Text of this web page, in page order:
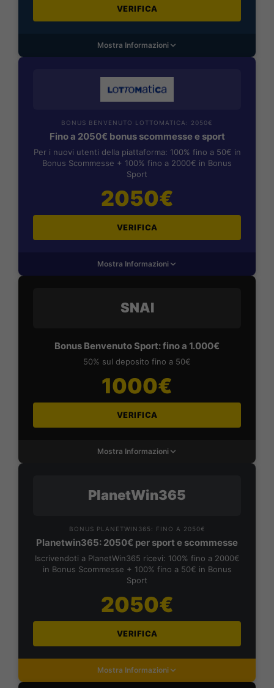
VERIFICA
Mostra Informazioni
BONUS BENVENUTO LOTTOMATICA: 2050€
Fino a 2050€ bonus scommesse e sport
Per i nuovi utenti della piattaforma: 100% fino a 50€ in
Bonus Scommesse + 100% fino a 2000€ in Bonus
Sport
2050€
VERIFICA
Mostra Informazioni
SNAI
Bonus Benvenuto Sport: fino a 1.000€
50% sul deposito fino a 50€
1000€
VERIFICA
Mostra Informazioni
PlanetWin365
BONUS PLANETWIN365: FINO A 2050€
Planetwin365: 2050€ per sport e scommesse
Iscrivendoti a PlanetWin365 ricevi: 100% fino a 2000€
in Bonus Scommesse + 100% fino a 50€ in Bonus
Sport
2050€
VERIFICA
Mostra Informazioni